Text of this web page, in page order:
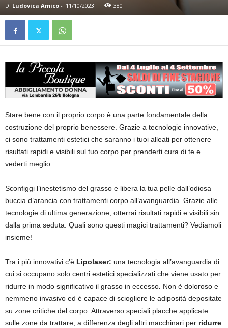
Di Ludovica Amico - 11/10/2023 380
Stare bene con il proprio corpo è una parte fondamentale della
costruzione del proprio benessere. Grazie a tecnologie innovative,
ci sono trattamenti estetici che saranno i tuoi alleati per ottenere
risultati rapidi e visibili sul tuo corpo per prenderti cura di te e
vederti meglio.
Sconfiggi l’inestetismo del grasso e libera la tua pelle dall’odiosa
buccia d’arancia con trattamenti corpo all’avanguardia. Grazie alle
tecnologie di ultima generazione, otterrai risultati rapidi e visibili sin
dalla prima seduta. Quali sono questi magici trattamenti? Vediamoli
insieme!
Tra i più innovativi c’è Lipolaser: una tecnologia all’avanguardia di
cui si occupano solo centri estetici specializzati che viene usato per
ridurre in modo significativo il grasso in eccesso. Non è doloroso e
nemmeno invasivo ed è capace di sciogliere le adiposità depositate
su zone critiche del corpo. Attraverso speciali placche applicate
sulle zone da trattare, a differenza degli altri macchinari per ridurre